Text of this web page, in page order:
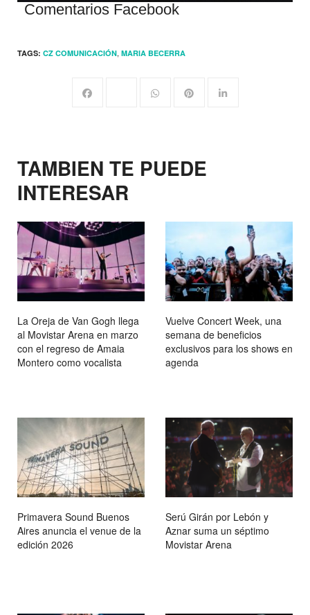
Comentarios Facebook
TAGS: CZ COMUNICACIÓN, MARIA BECERRA
TAMBIEN TE PUEDE
INTERESAR
La Oreja de Van Gogh llega
al Movistar Arena en marzo
con el regreso de Amaia
Montero como vocalista
Vuelve Concert Week, una
semana de beneficios
exclusivos para los shows en
agenda
Primavera Sound Buenos
Aires anuncia el venue de la
edición 2026
Serú Girán por Lebón y
Aznar suma un séptimo
Movistar Arena